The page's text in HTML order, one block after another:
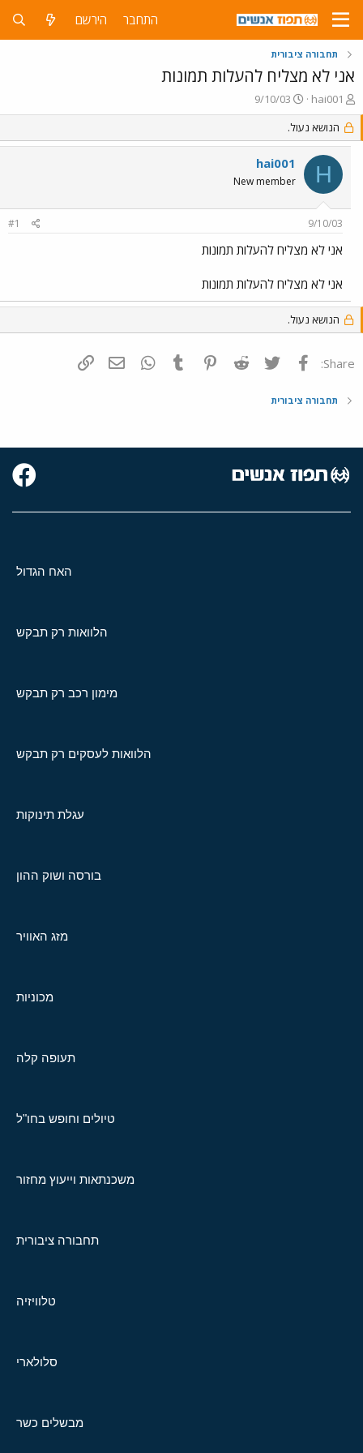
התחבר הירשם
תחבורה ציבורית
אני לא מצליח להעלות תמונות
פ
ו
ת
ח
נ
hai001
פ
ו
ר
ס
ם
ב
ת
ך
9/10/03
הנושא נעול.
H
hai001
New member
9/10/03
#1
אני לא מצליח להעלות תמונות
אני לא מצליח להעלות תמונות
הנושא נעול.
Share: פייסבוק Twitter
Reddit
Pinterest
Tumblr
WhatsAppדואר אלקטרוני
תחבורה ציבורית
האח הגדול
הלוואות רק תבקש
מימון רכב רק תבקש
הלוואות לעסקים רק תבקש
עגלת תינוקות
בורסה ושוק ההון
מזג האוויר
מכוניות
תעופה קלה
טיולים וחופש בחו"ל
משכנתאות וייעוץ מחזור
תחבורה ציבורית
טלוויזיה
סלולארי
מבשלים כשר